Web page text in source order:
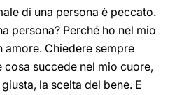
di una persona è peccato.
persona? Perché ho nel mio
Chiedere sempre
succede nel mio cuore,
la scelta del bene. E